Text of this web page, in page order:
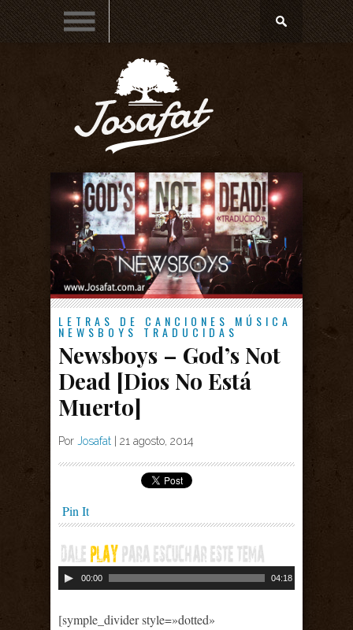
LETRAS DE CANCIONES MÚSICA
NEWSBOYS TRADUCIDAS
Newsboys – God’s Not
Dead [Dios No Está
Muerto]
Por Josafat 21 agosto, 2014
Pin It
00:00 04:18
[symple_divider style=»dotted»